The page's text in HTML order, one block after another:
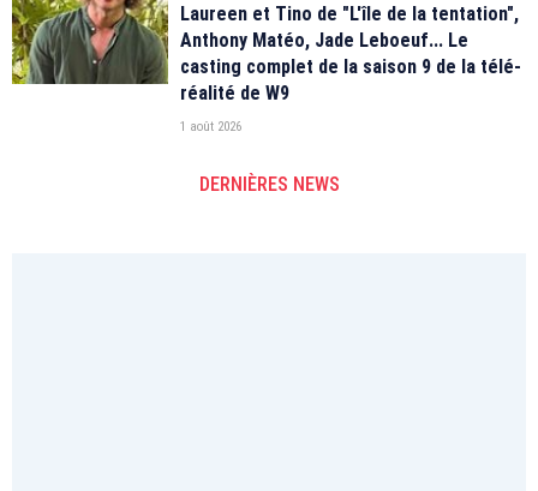
Laureen et Tino de "L'île de la tentation",
Anthony Matéo, Jade Leboeuf... Le
casting complet de la saison 9 de la télé-
réalité de W9
1 août 2026
DERNIÈRES NEWS